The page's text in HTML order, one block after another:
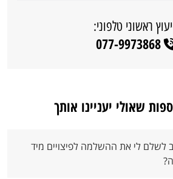
ראשוני טלפוני:
077-9973868
שאולי יעניינו אותך
לשלם לי את ההשלמה לפיצויים מיד